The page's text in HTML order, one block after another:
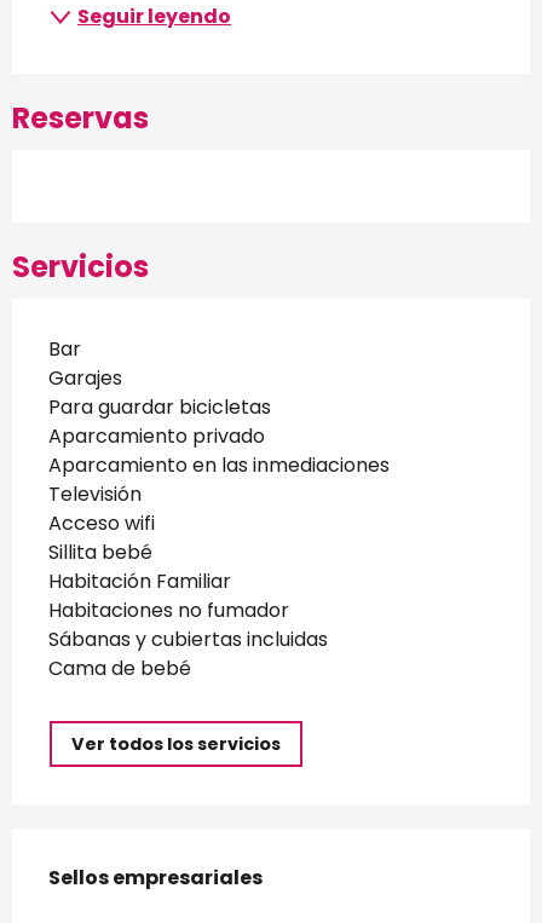
Seguir leyendo
Reservas
Servicios
Bar
Garajes
Para guardar bicicletas
Aparcamiento privado
Aparcamiento en las inmediaciones
Televisión
Acceso wifi
Sillita bebé
Habitación Familiar
Habitaciones no fumador
Sábanas y cubiertas incluidas
Cama de bebé
Ver todos los servicios
Oferta de prestaciones
Sellos empresariales
Sellos empresariales